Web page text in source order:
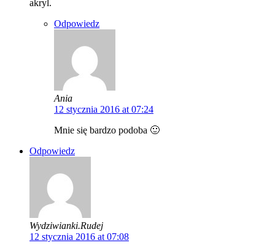
akryl.
Odpowiedz
Ania
12 stycznia 2016 at 07:24
Mnie się bardzo podoba 🙂
Odpowiedz
Wydziwianki.Rudej
12 stycznia 2016 at 07:08